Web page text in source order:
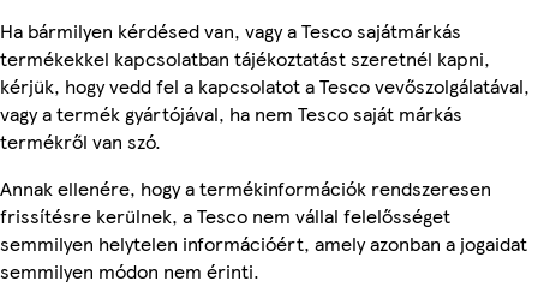
Ha bármilyen kérdésed van, vagy a Tesco sajátmárkás
termékekkel kapcsolatban tájékoztatást szeretnél kapni,
kérjük, hogy vedd fel a kapcsolatot a Tesco vevőszolgálatával,
vagy a termék gyártójával, ha nem Tesco saját márkás
termékről van szó.
Annak ellenére, hogy a termékinformációk rendszeresen
frissítésre kerülnek, a Tesco nem vállal felelősséget
semmilyen helytelen információért, amely azonban a jogaidat
semmilyen módon nem érinti.